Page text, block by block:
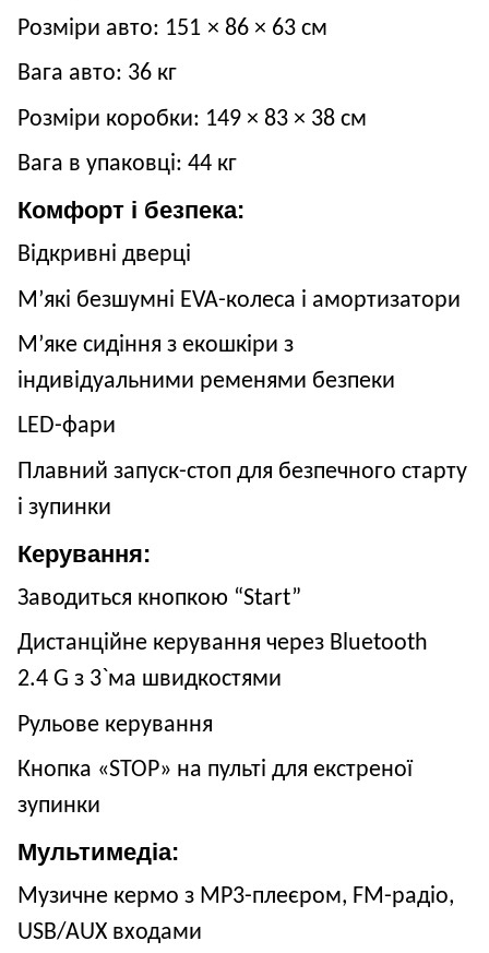
Розміри авто: 151 × 86 × 63 см
Вага авто: 36 кг
Розміри коробки: 149 × 83 × 38 см
Вага в упаковці: 44 кг
Комфорт і безпека:
Відкривні дверці
М’які безшумні EVA-колеса і амортизатори
М’яке сидіння з екошкіри з
індивідуальними ременями безпеки
LED-фари
Плавний запуск-стоп для безпечного старту
і зупинки
Керування:
Заводиться кнопкою “Start”
Дистанційне керування через Bluetooth
2.4 G з 3 ма швидкостями
Рульове керування
Кнопка «STOP» на пульті для екстреної
зупинки
Мультимедіа:
Музичне кермо з MP3-плеєром, FM-радіо,
USB/AUX входами